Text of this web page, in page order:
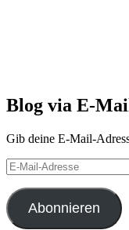
Blog via E-
Gib deine E-Mail-
E-
Mail-
Adresse
Abonnieren